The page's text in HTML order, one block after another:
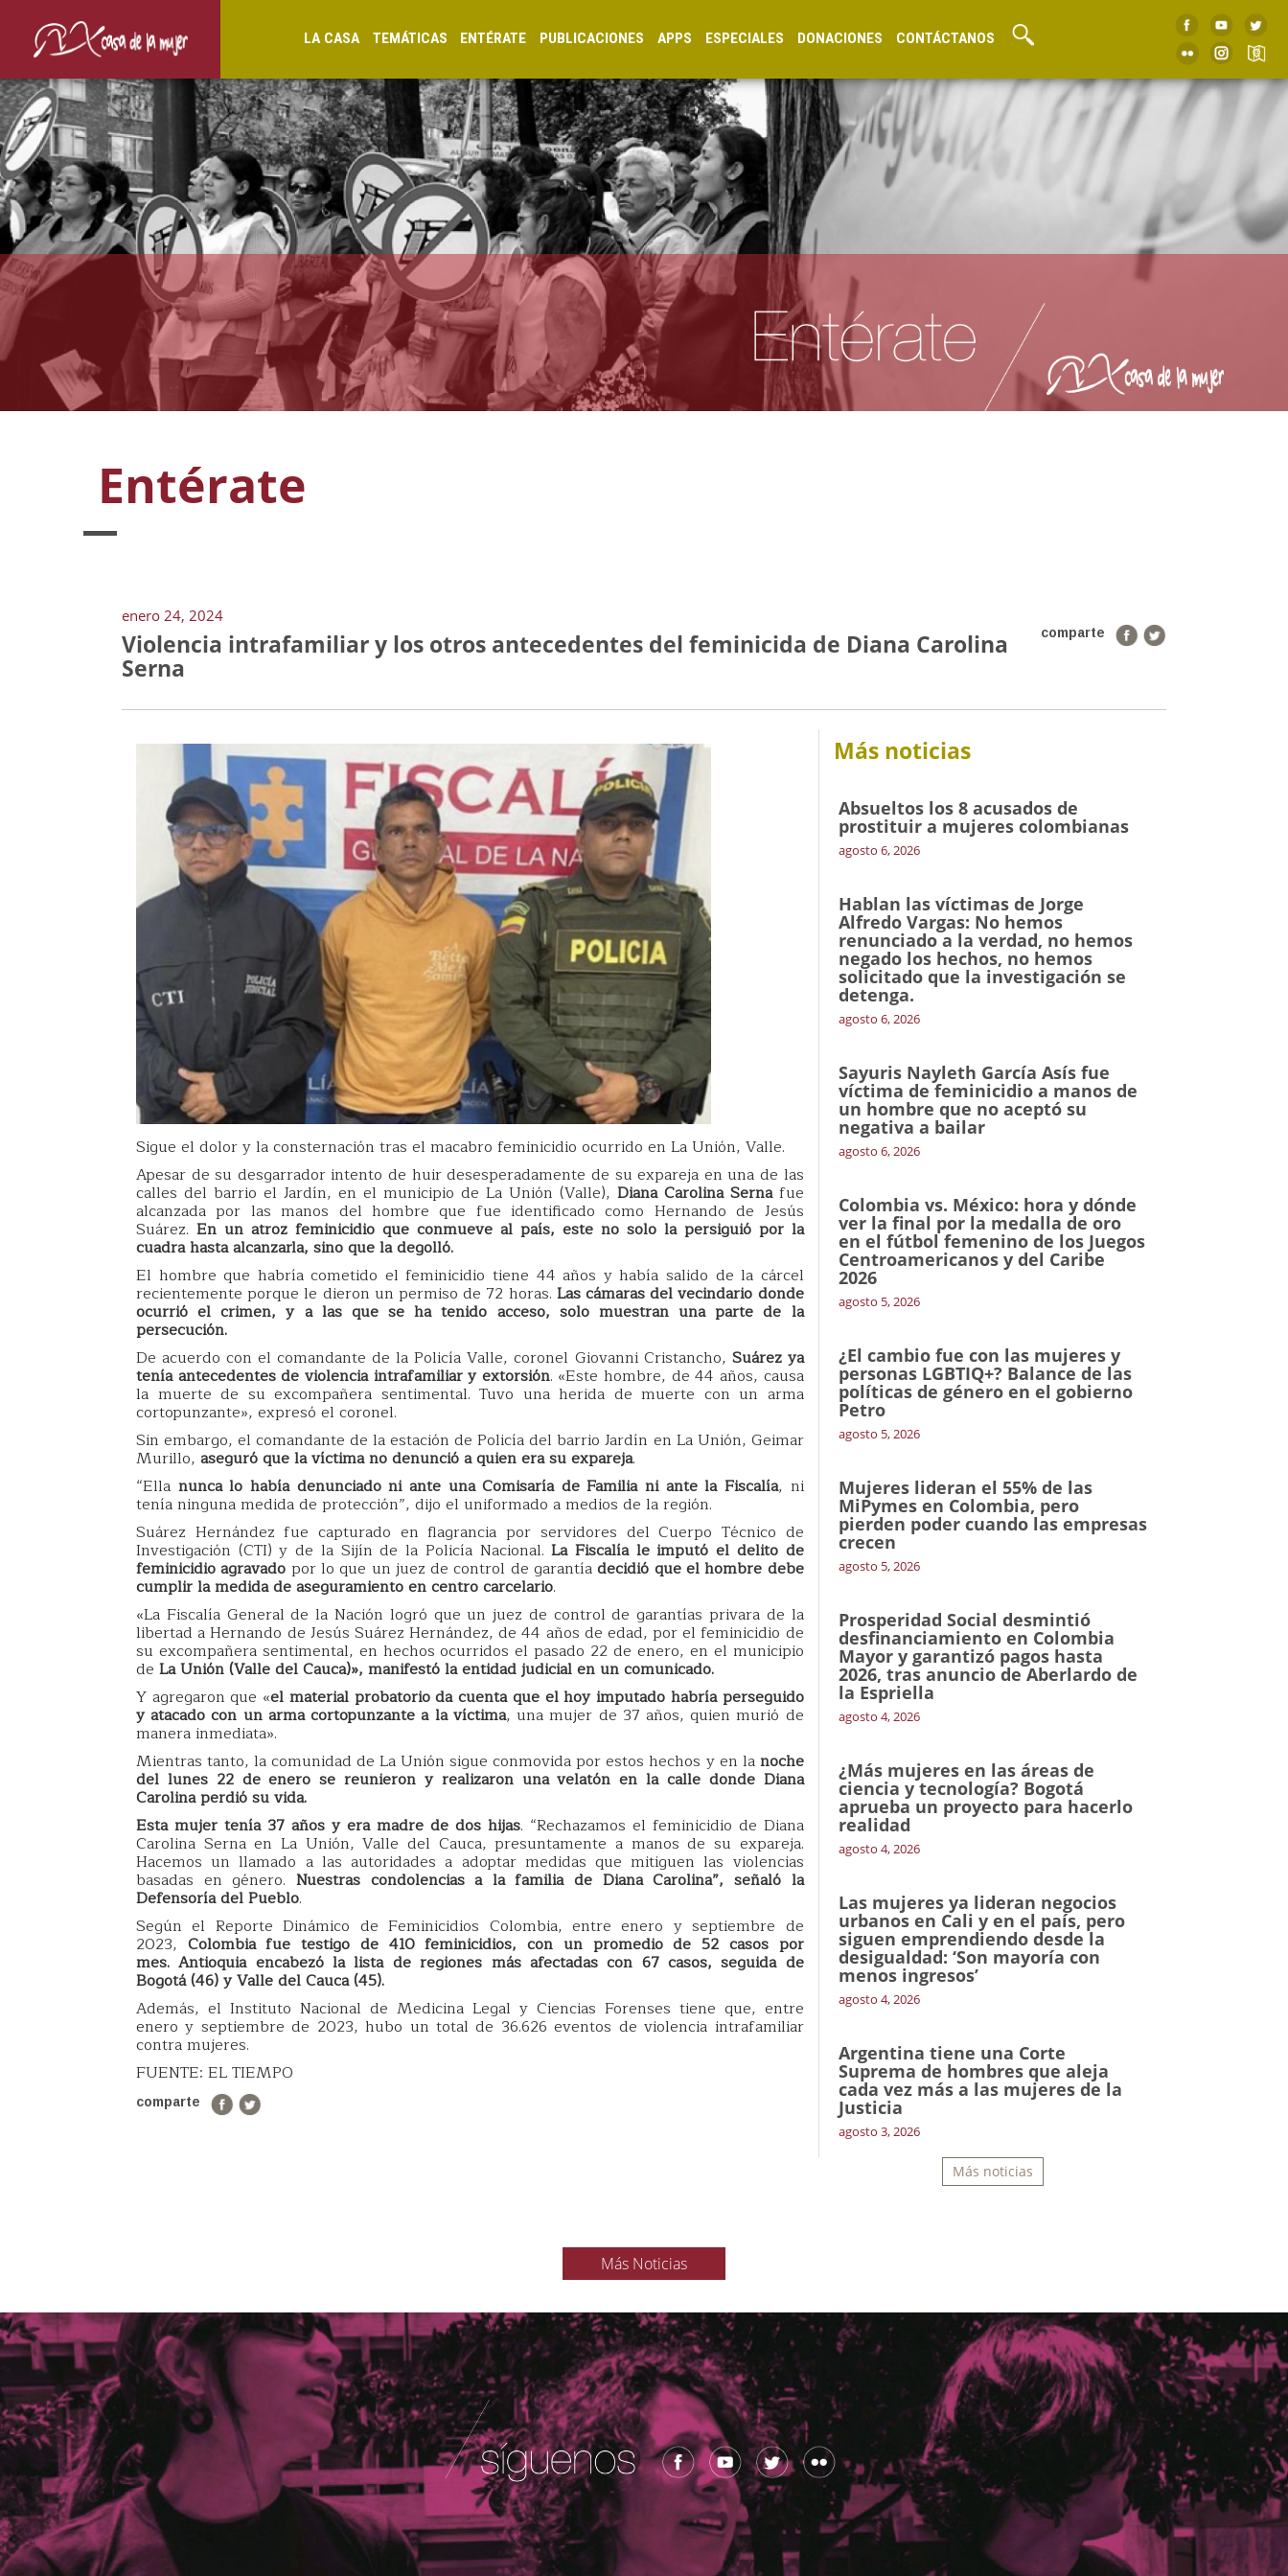
LA CASA TEMÁTICAS ENTÉRATE PUBLICACIONES APPS ESPECIALES DONACIONES CONTÁCTANOS
Entérate
enero 24, 2024
comparte
Violencia intrafamiliar y los otros antecedentes del feminicida de Diana Carolina
Serna
Sigue el dolor y la consternación tras el macabro feminicidio ocurrido en La Unión, Valle.
Apesar de su desgarrador intento de huir desesperadamente de su expareja en una de las
calles del barrio el Jardín, en el municipio de La Unión (Valle), Diana Carolina Sernafue
alcanzada por las manos del hombre que fue identificado como Hernando de Jesús
Suárez. En un atroz feminicidio que conmueve al país, este no solo la persiguió por la
cuadra hasta alcanzarla, sino que la degolló.
El hombre que habría cometido el feminicidio tiene 44 años y había salido de la cárcel
recientemente porque le dieron un permiso de 72 horas. Las cámaras del vecindario donde
ocurrió el crimen, y a las que se ha tenido acceso, solo muestran una parte de la
persecución.
De acuerdo con el comandante de la Policía Valle, coronel Giovanni Cristancho, Suárez ya
tenía antecedentes de violencia intrafamiliar y extorsión. «Este hombre, de 44 años, causa
la muerte de su excompañera sentimental. Tuvo una herida de muerte con un arma
cortopunzante», expresó el coronel.
Sin embargo, el comandante de la estación de Policía del barrio Jardín en La Unión, Geimar
Murillo, aseguró que la víctima no denunció a quien era su expareja.
“Ella nunca lo había denunciado ni ante una Comisaría de Familia ni ante la Fiscalía, ni
tenía ninguna medida de protección”, dijo el uniformado a medios de la región.
Suárez Hernández fue capturado en flagrancia por servidores del Cuerpo Técnico de
Investigación (CTI) y de la Sijín de la Policía Nacional.La Fiscalía le imputó el delito de
feminicidio agravado por lo que un juez de control de garantíadecidió que el hombre debe
cumplir la medida de aseguramiento en centro carcelario.
«La Fiscalía General de la Nación logró que un juez de control de garantías privara de la
libertad a Hernando de Jesús Suárez Hernández, de 44 años de edad, por el feminicidio de
su excompañera sentimental, en hechos ocurridos el pasado 22 de enero, en el municipio
de La Unión (Valle del Cauca)», manifestó la entidad judicial en un comunicado.
Y agregaron que «el material probatorio da cuenta que el hoy imputado habría perseguido
y atacado con un arma cortopunzante a la víctima, una mujer de 37 años, quien murió de
manera inmediata».
Mientras tanto, la comunidad de La Unión sigue conmovida por estos hechos y en lanoche
del lunes 22 de enero se reunieron y realizaron una velatón en la calle donde Diana
Carolina perdió su vida.
Esta mujer tenía 37 años y era madre de dos hijas. “Rechazamos el feminicidio de Diana
Carolina Serna en La Unión, Valle del Cauca, presuntamente a manos de su expareja.
Hacemos un llamado a las autoridades a adoptar medidas que mitiguen las violencias
basadas en género. Nuestras condolencias a la familia de Diana Carolina”, señaló la
Defensoría del Pueblo.
Según el Reporte Dinámico de Feminicidios Colombia, entre enero y septiembre de
2023, Colombia fue testigo de 410 feminicidios, con un promedio de 52 casos por
mes. Antioquia encabezó la lista de regiones más afectadas con 67 casos, seguida de
Bogotá (46) y Valle del Cauca (45).
Además, el Instituto Nacional de Medicina Legal y Ciencias Forenses tiene que, entre
enero y septiembre de 2023, hubo un total de 36.626 eventos de violencia intrafamiliar
contra mujeres.
FUENTE: EL TIEMPO
comparte
Más noticias
Absueltos los 8 acusados de
prostituir a mujeres colombianas
agosto 6, 2026
Hablan las víctimas de Jorge
Alfredo Vargas: No hemos
renunciado a la verdad, no hemos
negado los hechos, no hemos
solicitado que la investigación se
detenga.
agosto 6, 2026
Sayuris Nayleth García Asís fue
víctima de feminicidio a manos de
un hombre que no aceptó su
negativa a bailar
agosto 6, 2026
Colombia vs. México: hora y dónde
ver la final por la medalla de oro
en el fútbol femenino de los Juegos
Centroamericanos y del Caribe
2026
agosto 5, 2026
¿El cambio fue con las mujeres y
personas LGBTIQ+? Balance de las
políticas de género en el gobierno
Petro
agosto 5, 2026
Mujeres lideran el 55% de las
MiPymes en Colombia, pero
pierden poder cuando las empresas
crecen
agosto 5, 2026
Prosperidad Social desmintió
desfinanciamiento en Colombia
Mayor y garantizó pagos hasta
2026, tras anuncio de Aberlardo de
la Espriella
agosto 4, 2026
¿Más mujeres en las áreas de
ciencia y tecnología? Bogotá
aprueba un proyecto para hacerlo
realidad
agosto 4, 2026
Las mujeres ya lideran negocios
urbanos en Cali y en el país, pero
siguen emprendiendo desde la
desigualdad: ‘Son mayoría con
menos ingresos’
agosto 4, 2026
Argentina tiene una Corte
Suprema de hombres que aleja
cada vez más a las mujeres de la
Justicia
agosto 3, 2026
Más noticias
Más Noticias